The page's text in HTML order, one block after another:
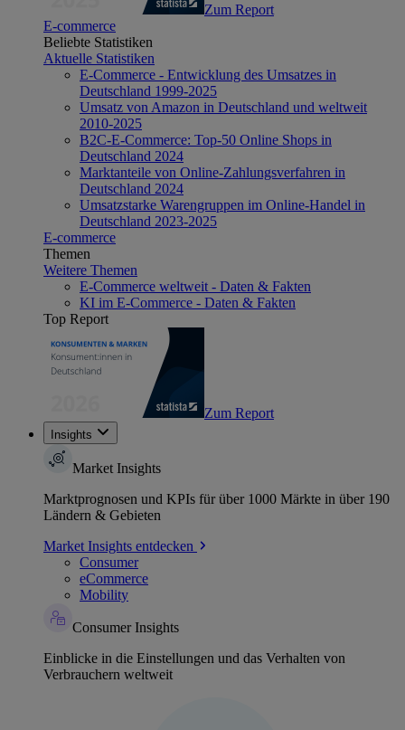
Zum Report
E-commerce
Beliebte Statistiken
Aktuelle Statistiken
E-Commerce - Entwicklung des Umsatzes in
Deutschland 1999-2025
Umsatz von Amazon in Deutschland und weltweit
2010-2025
B2C-E-Commerce: Top-50 Online Shops in
Deutschland 2024
Marktanteile von Online-Zahlungsverfahren in
Deutschland 2024
Umsatzstarke Warengruppen im Online-Handel in
Deutschland 2023-2025
E-commerce
Themen
Weitere Themen
E-Commerce weltweit - Daten & Fakten
KI im E-Commerce - Daten & Fakten
Top Report
Zum Report
Insights
Market Insights
Marktprognosen und KPIs für über 1000 Märkte in über 190
Ländern & Gebieten
Market Insights entdecken
Consumer
eCommerce
Mobility
Consumer Insights
Einblicke in die Einstellungen und das Verhalten von
Verbrauchern weltweit